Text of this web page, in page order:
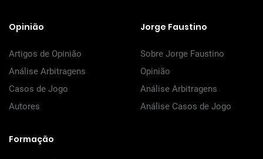
Opinião
Artigos de Opinião
Análise Arbitragens
Casos de Jogo
Autores
Jorge Faustino
Sobre Jorge Faustino
Opinião
Análise Arbitragens
Análise Casos de Jogo
Formação